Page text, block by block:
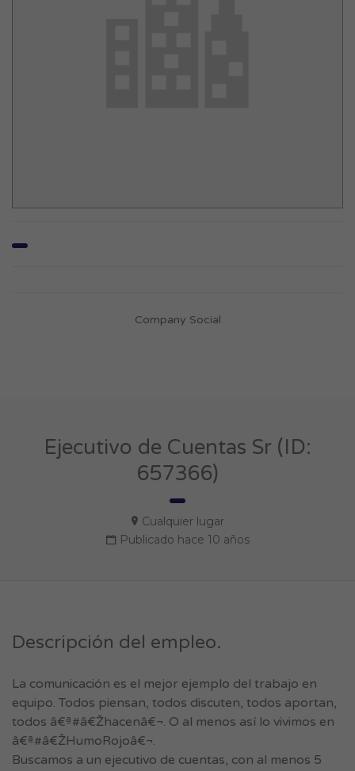
Company Social
Ejecutivo de Cuentas Sr (ID:
657366)
Cualquier lugar
Publicado hace 10 años
Descripción del empleo.
La comunicación es el mejor ejemplo del trabajo en
equipo. Todos piensan, todos discuten, todos aportan,
todos â€ª#â€Žhacenâ€¬. O al menos así lo vivimos en
â€ª#â€ŽHumoRojoâ€¬.
Buscamos a un ejecutivo de cuentas, con al menos 5